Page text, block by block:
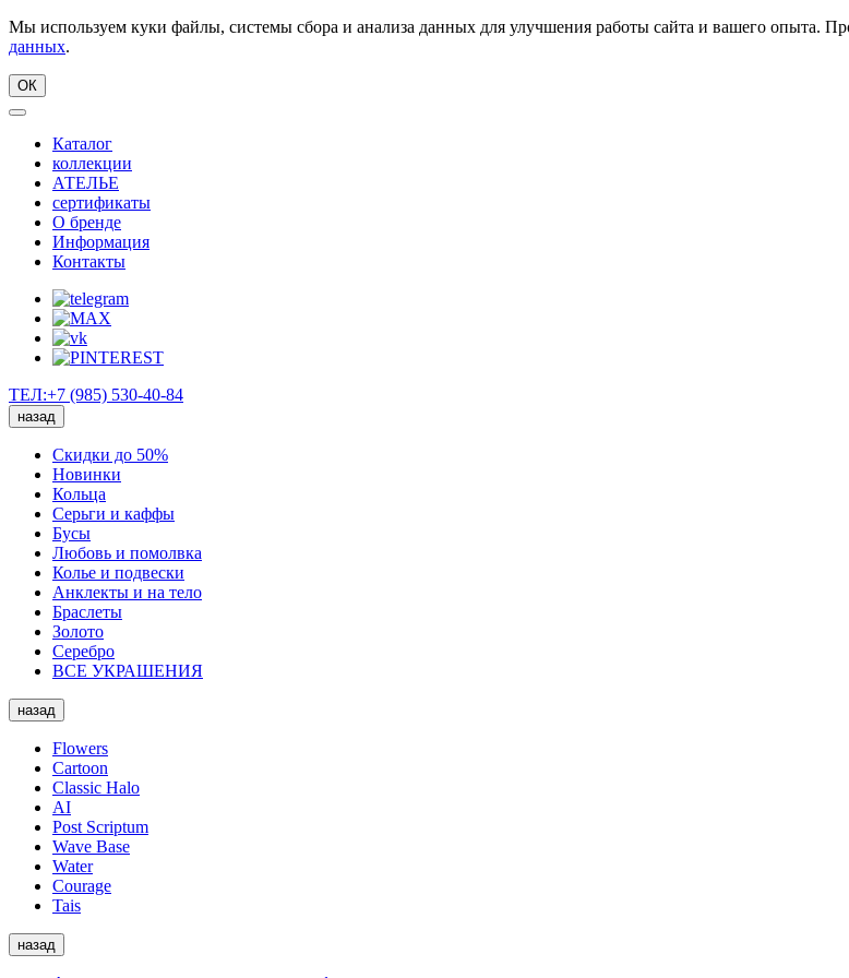
Мы используем куки файлы, системы сбора и анализа данных для улучшения работы сайта и вашего опыта.
данных.
ОК
Каталог
коллекции
АТЕЛЬЕ
сертификаты
О бренде
Информация
Контакты
ТЕЛ:+7 (985) 530-40-84
назад
Скидки до 50%
Новинки
Кольца
Серьги и каффы
Бусы
Любовь и помолвка
Колье и подвески
Анклекты и на тело
Браслеты
Золото
Серебро
ВСЕ УКРАШЕНИЯ
назад
Flowers
Cartoon
Classic Halo
AI
Post Scriptum
Wave Base
Water
Courage
Tais
назад